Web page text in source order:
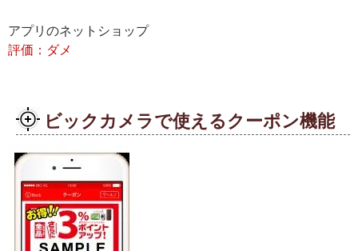
アプリのネットショップ
評価：ダメ
ビックカメラで使えるクーポン機能